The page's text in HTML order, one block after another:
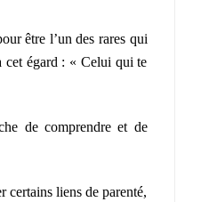
être l’un des rares qui
cet égard : « Celui qui te
de comprendre et de
certains liens de parenté,